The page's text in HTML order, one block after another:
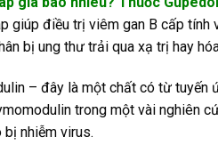
giúp điều trị viêm gan B cấp
bị ung thư trải qua xạ trị hay
– đây là một chất có từ
trong một vài nghiên
bị nhiễm virus.